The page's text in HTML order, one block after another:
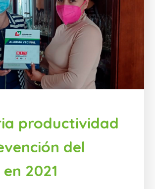
productividad
del
2021